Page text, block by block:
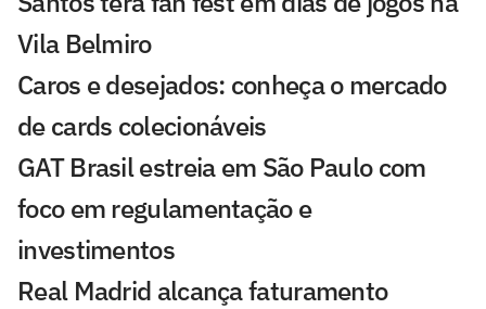
Vila Belmiro
Caros e desejados: conheça o mercado
de cards colecionáveis
GAT Brasil estreia em São Paulo com
foco em regulamentação e
investimentos
Real Madrid alcança faturamento